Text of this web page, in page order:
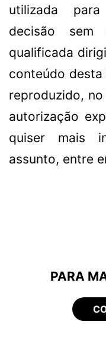
utilizada
decisão sem
qualificada
conteúdo
reproduzido,
autorização
quiser mais
assunto, entre
PARA